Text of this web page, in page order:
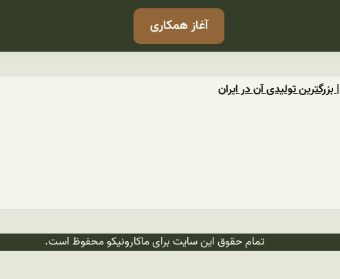
آغاز همکاری
تولیدی آن در ایران
تمام حقوق این سایت برای ماکارونیکو محفوظ است.